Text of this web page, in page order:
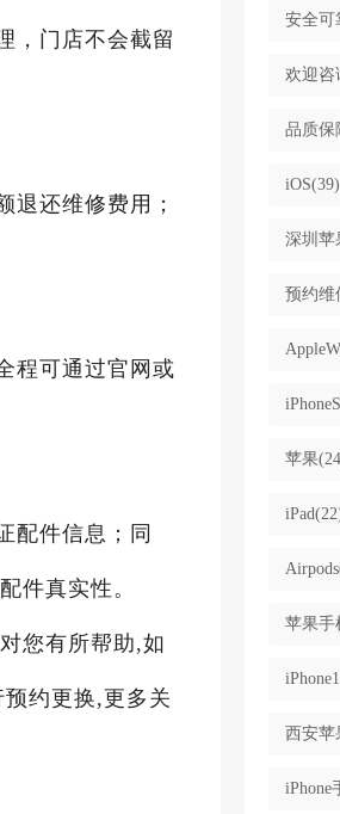
，门店不会截留
还维修费用；
程可通过官网或
配件信息；同
件真实性。
您有所帮助,如
约更换,更多关
安全可
欢迎咨
品质保
iOS(39)
深圳苹
预约维
苹果
iPad
Airpods
苹果手
西安苹
iPhone